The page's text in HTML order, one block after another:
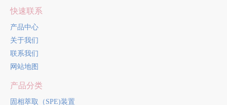
快速联系
产品中心
关于我们
联系我们
网站地图
产品分类
固相萃取（SPE)装置